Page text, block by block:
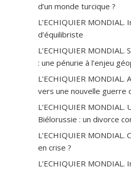
d’un monde turcique ?
L’ECHIQUIER MONDIAL.
d’équilibriste
L’ECHIQUIER MONDIAL.
: une pénurie à l’enjeu
L’ECHIQUIER MONDIAL.
vers une nouvelle guerre
L’ECHIQUIER MONDIAL.
Biélorussie : un divorce
L’ECHIQUIER MONDIAL.
en crise ?
L’ECHIQUIER MONDIAL.